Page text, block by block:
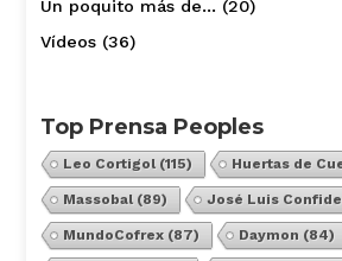
Un poquito más de… (20)
Vídeos(36)
Top Prensa Peoples
Leo Cortigol(115) Huertas de
Massobal(89) José Luis
MundoCofrex(87) Daymon (84)